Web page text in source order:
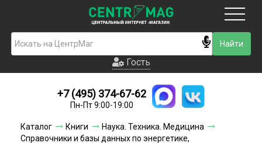
Гость
Новинки
Условия доставки
Гость
+7 (495) 374-67-62
Пн-Пт 9:00-19:00
Каталог Книги
Наука. Техника. Медицина
Справочники и базы данных по энергетике,